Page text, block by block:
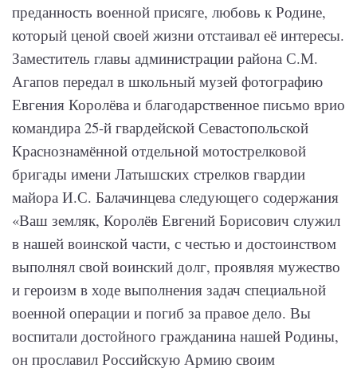
преданность военной присяге, любовь к Родине,
который ценой своей жизни отстаивал её интересы.
Заместитель главы администрации района С.М.
Агапов передал в школьный музей фотографию
Евгения Королёва и благодарственное письмо врио
командира 25-й гвардейской Севастопольской
Краснознамённой отдельной мотострелковой
бригады имени Латышских стрелков гвардии
майора И.С. Балачинцева следующего содержания
«Ваш земляк, Королёв Евгений Борисович служил
в нашей воинской части, с честью и достоинством
выполнял свой воинский долг, проявляя мужество
и героизм в ходе выполнения задач специальной
военной операции и погиб за правое дело. Вы
воспитали достойного гражданина нашей Родины,
он прославил Российскую Армию своим